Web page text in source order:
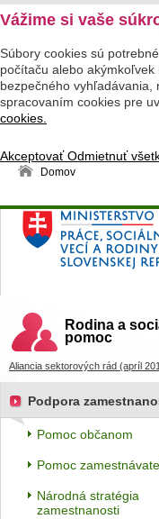
Vážime si vaše
Súbory cookies sú
počítaču alebo
bezpečného vyhľadávania,
spracovaním cookies pre
cookies.
AkceptovaťOdmietnuť
Domov
Ministerstvo práce,
Slovenskej
Rodina a
pomoc
Aliancia sektorových rád (apríl
Podpora
Pomoc občanom
Pomoc
Národná stratégia
zamestnanosti